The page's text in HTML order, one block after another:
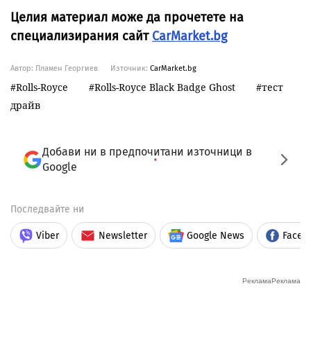
Целия материал може да прочетете на
специализирания сайт CarMarket.bg
Автор: Пламен Георгиев Източник: CarMarket.bg
Rolls-Royce Rolls-Royce Black Badge Ghost
тест
драйв
Добави ни в предпочитани източници в
Google
Последвайте ни
Viber Newsletter Google News